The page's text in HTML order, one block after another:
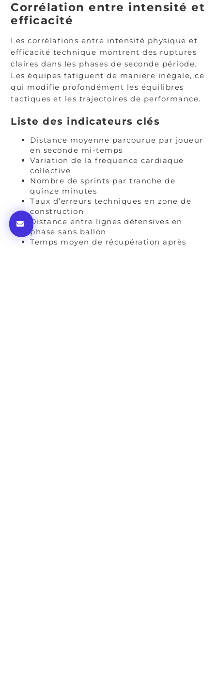
Corrélation entre intensité et
efficacité
Les corrélations entre intensité physique et
efficacité technique montrent des ruptures
claires dans les phases de seconde période.
Les équipes fatiguent de manière inégale, ce
qui modifie profondément les équilibres
tactiques et les trajectoires de performance.
Liste des indicateurs clés
Distance moyenne parcourue par joueur
en seconde mi-temps
Variation de la fréquence cardiaque
collective
Nombre de sprints par tranche de
quinze minutes
Taux d’erreurs techniques en zone de
construction
Distance entre lignes défensives en
phase sans ballon
Temps moyen de récupération après